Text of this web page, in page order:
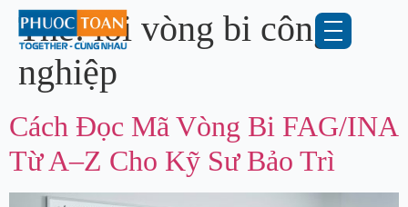
Thẻ:lỗi vòng bi công
nghiệp
Cách Đọc Mã Vòng Bi FAG/INA
Từ A–Z Cho Kỹ Sư Bảo Trì